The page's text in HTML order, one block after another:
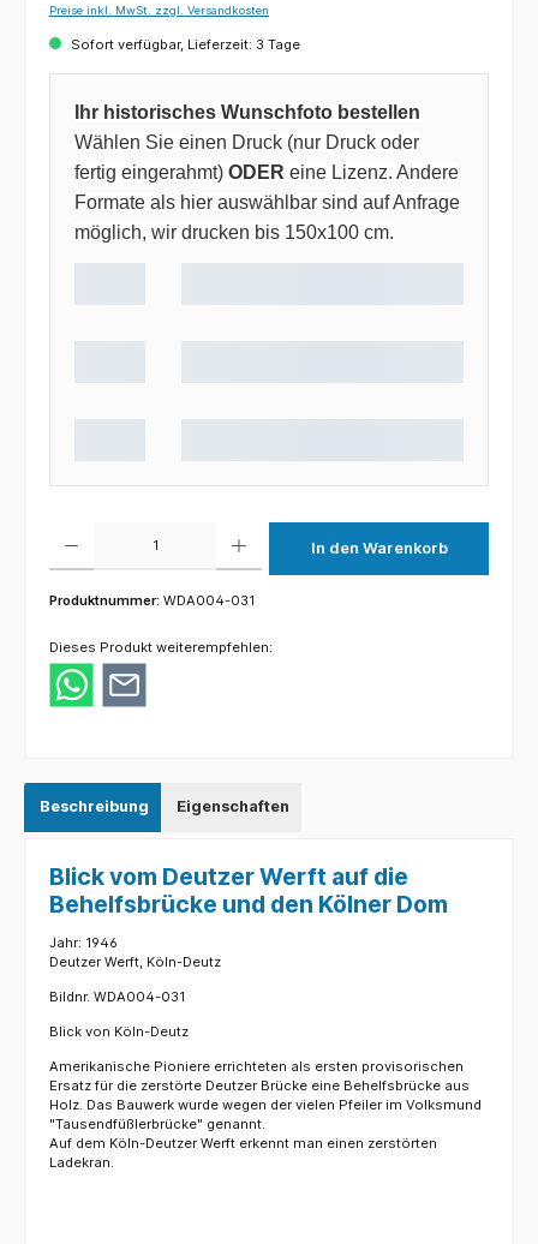
Preise inkl. MwSt. zzgl. Versandkosten
Sofort verfügbar, Lieferzeit: 3 Tage
Ihr historisches Wunschfoto bestellen
Wählen Sie einen Druck (nur Druck oder
fertig eingerahmt) ODER eine Lizenz. Andere
Formate als hier auswählbar sind auf Anfrage
möglich, wir drucken bis 150x100 cm.
In den Warenkorb
Produktnummer: WDA004-031
Dieses Produkt weiterempfehlen:
Beschreibung Eigenschaften
Blick vom Deutzer Werft auf die
Behelfsbrücke und den Kölner Dom
Jahr: 1946
Deutzer Werft, Köln-Deutz
Bildnr. WDA004-031
Blick von Köln-Deutz
Amerikanische Pioniere errichteten als ersten provisorischen
Ersatz für die zerstörte Deutzer Brücke eine Behelfsbrücke aus
Holz. Das Bauwerk wurde wegen der vielen Pfeiler im Volksmund
"Tausendfüßlerbrücke" genannt.
Auf dem Köln-Deutzer Werft erkennt man einen zerstörten
Ladekran.